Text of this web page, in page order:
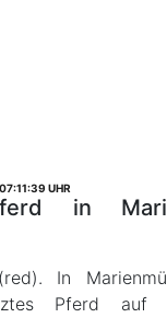
UHR
in
In
Pferd auf